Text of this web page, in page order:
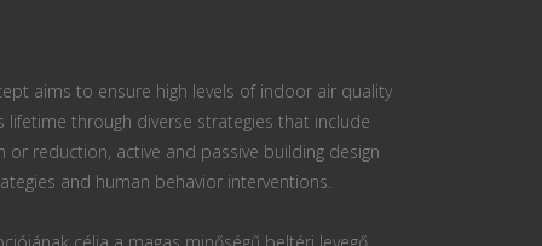
aims to ensure high levels of indoor air quality
lifetime through diverse strategies that include
or reduction, active and passive building design
and human behavior interventions.